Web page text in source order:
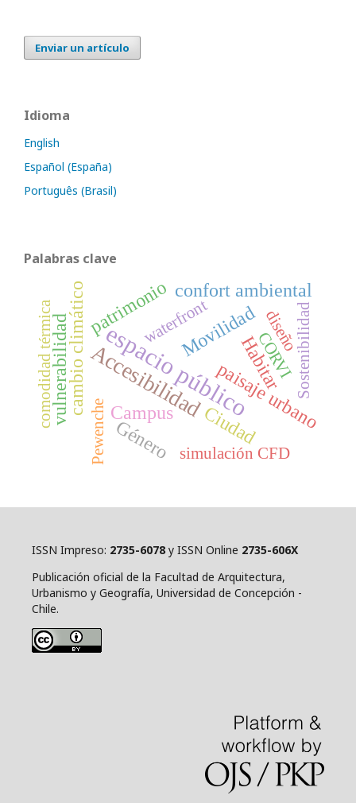
Enviar un artículo
Idioma
English
Español (España)
Português (Brasil)
Palabras clave
espacio público
Accesibilidad
Campus
Movilidad
cambio climático
Ciudad
patrimonio
paisaje urbano
confort ambiental
Género
Habitar
vulnerabilidad
simulación CFD
comodidad térmica CORVISostenibilidad
diseño
waterfront
Pewenche
ISSN Impreso: 2735-6078 y ISSN Online 2735-606X
Publicación oficial de la Facultad de Arquitectura,
Urbanismo y Geografía, Universidad de Concepción -
Chile.